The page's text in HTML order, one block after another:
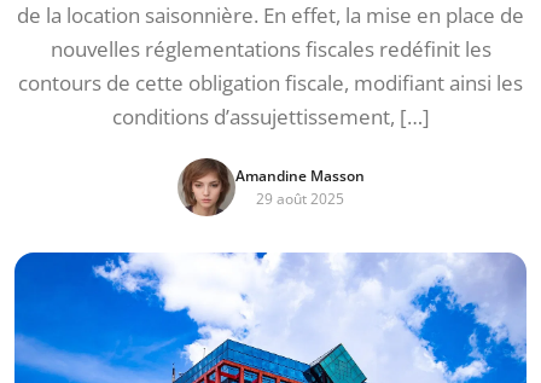
de la location saisonnière. En effet, la mise en place de
nouvelles réglementations fiscales redéfinit les
contours de cette obligation fiscale, modifiant ainsi les
conditions d’assujettissement, […]
Amandine Masson
29 août 2025